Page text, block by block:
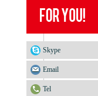
Skype
Email
Tel